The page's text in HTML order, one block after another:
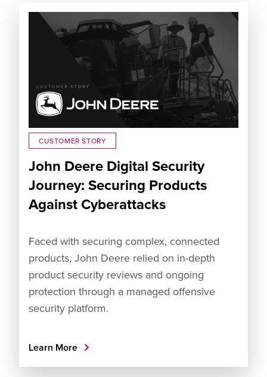
CUSTOMER STORY
John Deere Digital Security
Journey: Securing Products
Against Cyberattacks
Faced with securing complex, connected
products, John Deere relied on in-depth
product security reviews and ongoing
protection through a managed offensive
security platform.
Learn More